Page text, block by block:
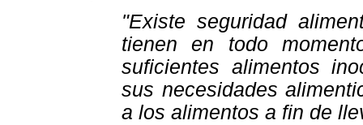
"Existe seguridad
tienen en todo
suficientes alimentos
sus necesidades
a los alimentos a fin de